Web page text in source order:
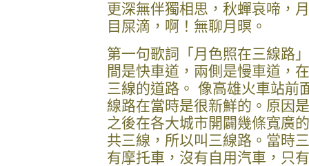
更深無伴獨相思，秋蟬哀啼，
目屎滴，啊！無聊月暝。
第一句歌詞「月色照在三線路
間是快車道，兩側是慢車道，
三線的道路。 像高雄火車站前
線路在當時是很新鮮的。原因
之後在各大城市開闢幾條寬廣
共三線，所以叫三線路。當時
有摩托車，沒有自用汽車，只